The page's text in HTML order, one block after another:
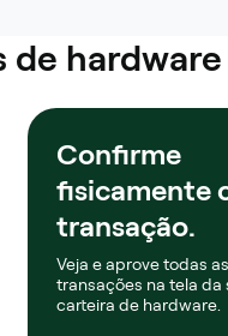
de
Confirme
fisicamente
transação.
Veja e aprove todas as
transações na tela da
carteira de hardware.